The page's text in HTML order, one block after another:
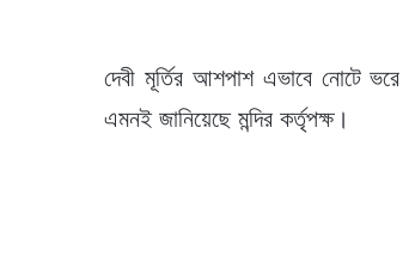
দেবী মূর্তির আশপাশ এভাবে নোটে
এমনই জানিয়েছে মন্দির কর্তৃপক্ষ।